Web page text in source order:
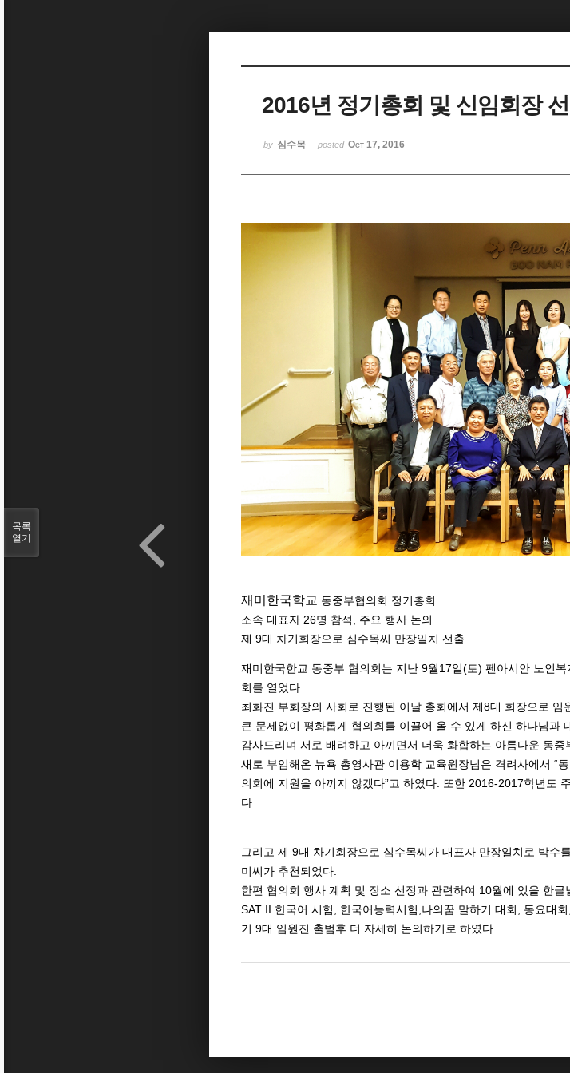
2016년 정기총회 및 신임회장
by 심수목 posted Oct 17, 2016
재미한국학교 동중부협의회 정기총회
소속 대표자 26명 참석 주요 행사 논의
제 9대 차기회장으로 심수목씨 만장일치 선출
재미한국한교 동중부 협의회는 지난 9월 17일(토) 펜아시안 노인복
회를 열었다.
최화진 부회장의 사회로 진행된 이날 총회에서 제 8대 회장으로 임
큰 문제없이 평화롭게 협의회를 이끌어 올 수 있게 하신 하나님과
감사드리며 서로 배려하고 아끼면서 더욱 화합하는 아름다운 동중
새로 부임해온 뉴욕 총영사관 이용학 교육원장님은 격려사에서 “
의회에
지원을 아끼지 않겠다”고 하였다. 또한 2016-2017학년도
다.
그리고 제 9대 차기회장으로 심수목씨가 대표자 만장일치로 박수를
미씨가 추천되었다
한편 협의회 행사 계획 및 장소 선정과 관련하여 10월에 있을 한글
SAT II 한국어 시험 한국어능력시험 나의꿈 말하기 대회 동요대회
기 9대 임원진 출범후 더 자세히 논의하기로 하였다
목록
열기
Sketchbook5, 스케치북5
Sketchbook5, 스케치북5